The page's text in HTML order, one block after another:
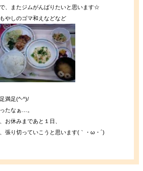
、またジムがんばりたいと思います☆
やしのゴマ和えなどなど
満足(^-^)/
たなぁ…。
お休みまであと１日、
張り切っていこうと思います(｀・ω・´)